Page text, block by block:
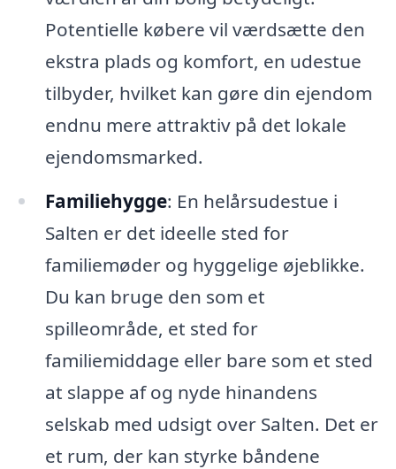
Potentielle købere vil værdsætte den
ekstra plads og komfort, en udestue
tilbyder, hvilket kan gøre din ejendom
endnu mere attraktiv på det lokale
ejendomsmarked.
Familiehygge: En helårsudestue i
Salten er det ideelle sted for
familiemøder og hyggelige øjeblikke.
Du kan bruge den som et
spilleområde, et sted for
familiemiddage eller bare som et sted
at slappe af og nyde hinandens
selskab med udsigt over Salten. Det er
et rum, der kan styrke båndene